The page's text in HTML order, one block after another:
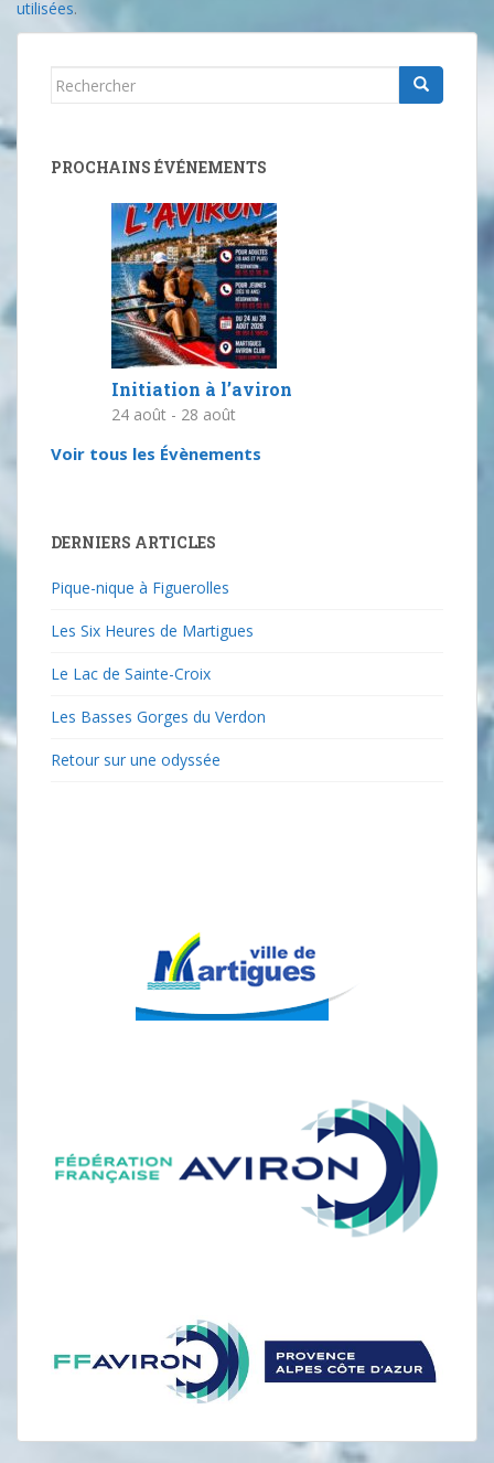
utilisées.
Rechercher...
PROCHAINS ÉVÉNEMENTS
Initiation à l’aviron
24 août - 28 août
Voir tous les Évènements
DERNIERS ARTICLES
Pique-nique à Figuerolles
Les Six Heures de Martigues
Le Lac de Sainte-Croix
Les Basses Gorges du Verdon
Retour sur une odyssée